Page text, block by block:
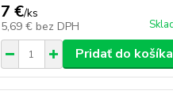
7 €/ks
5,69 € bez DPH
Pridať do košíka